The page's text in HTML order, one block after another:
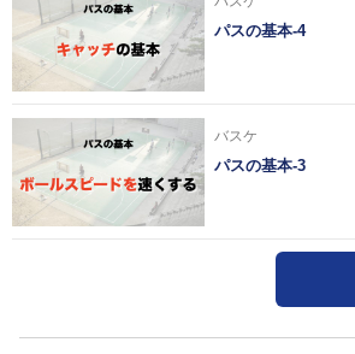
パスの基本-4
バスケ
パスの基本-3